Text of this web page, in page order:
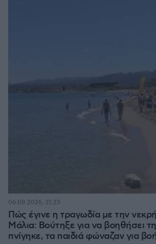
Πώς έγινε η τραγωδία με την
Μάλια: Βούτηξε για να βοηθήσει
πνίγηκε, τα παιδιά φώναζαν για
06.08.2026, 21:23